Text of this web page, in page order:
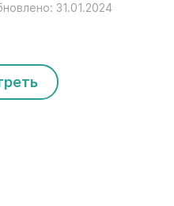
31.01.2024